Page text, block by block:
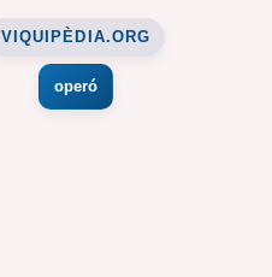
VIQUIPÈDIA.ORG
operó